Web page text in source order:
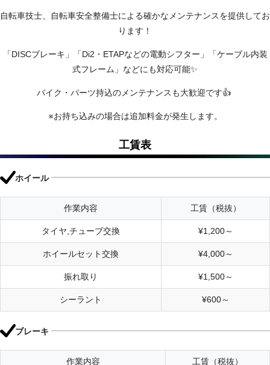
自転車技士、自転車安全整備士による確かなメンテナンスを提供してお
ります！
「DISCブレーキ」「Di2・ETAPなどの電動シフター」「ケーブル内装
式フレーム」などにも対応可能✨
バイク・パーツ持込のメンテナンスも大歓迎です👍
※お持ち込みの場合は追加料金が発生します。
工賃表
ホイール
作業内容 工賃（税抜）
タイヤ,チューブ交換 ¥1,200～
ホイールセット交換 ¥4,000～
振れ取り ¥1,500～
シーラント ¥600～
ブレーキ
作業内容 工賃（税抜）